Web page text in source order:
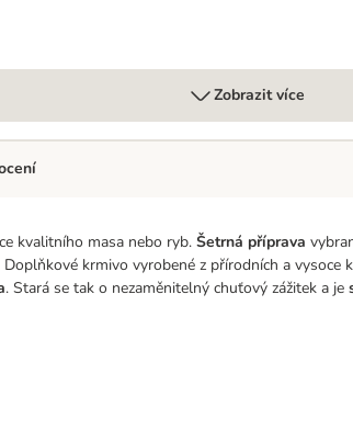
Zobrazit více
kvalitního masa nebo ryb. Šetrná příprava
krmivo vyrobené z přírodních a vysoce
. Stará se tak o nezaměnitelný chuťový zážitek a je